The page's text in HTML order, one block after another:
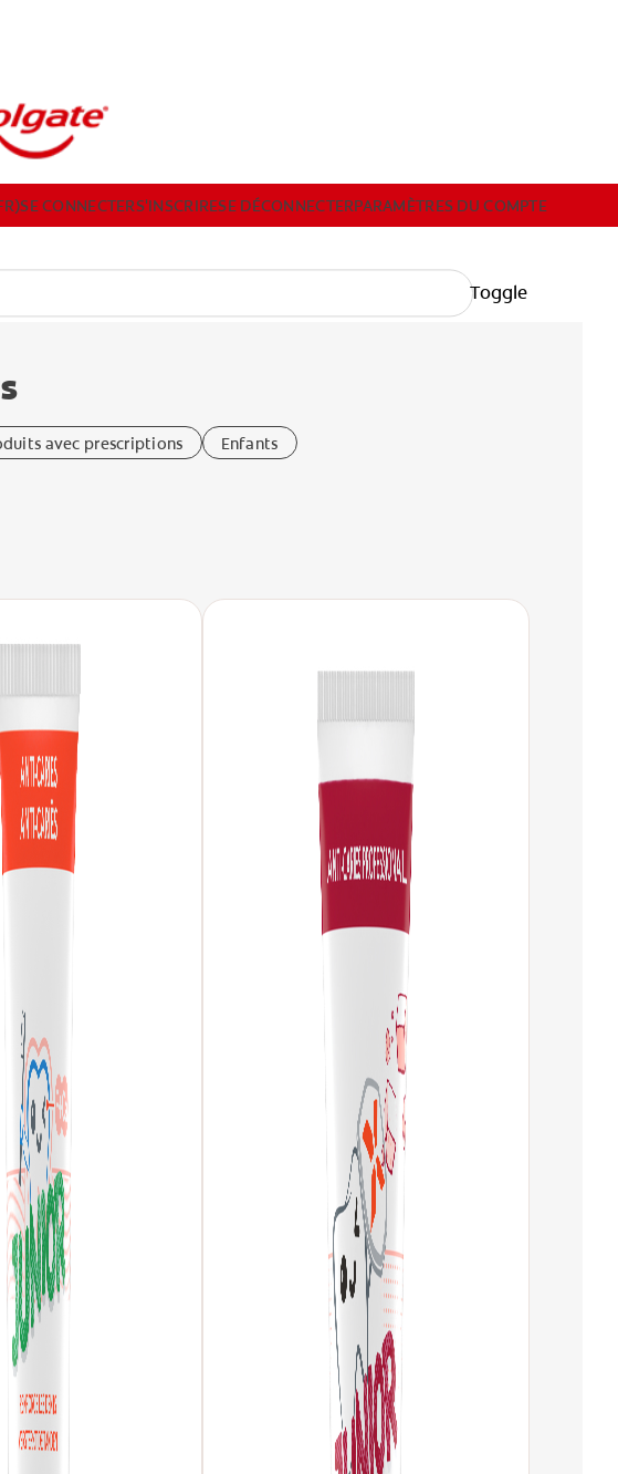
PARAMÈTRES DU COMPTE
SE CONNECTERS'INSCRIRESE DÉCONNECTERPARAMÈTRES DU COMPTE
Toggle
avec prescriptions Enfants